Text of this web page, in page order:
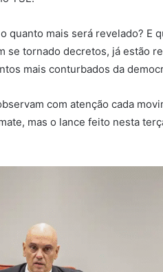
quanto mais será revelado? E
se tornado decretos, já estão
mais conturbados da
com atenção cada
mas o lance feito nesta